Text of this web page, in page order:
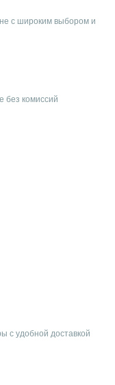
с широким выбором и
без комиссий
с удобной доставкой